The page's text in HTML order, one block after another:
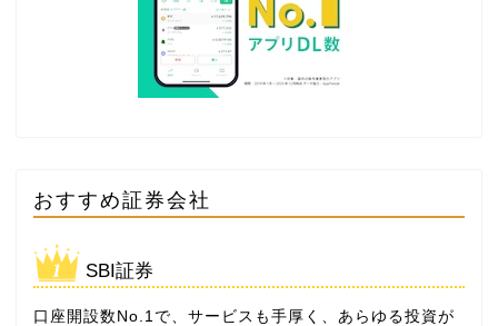
おすすめ証券会社
SBI証券
口座開設数No.1で、サービスも手厚く、あらゆる投資が